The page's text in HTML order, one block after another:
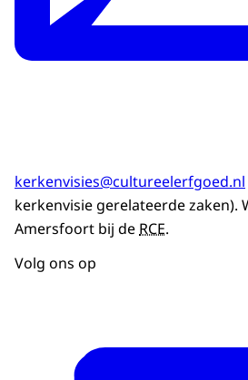
kerkenvisies@cultureelerfgoed.nl
kerkenvisie gerelateerde zaken).
Amersfoort bij de RCE.
Volg ons op